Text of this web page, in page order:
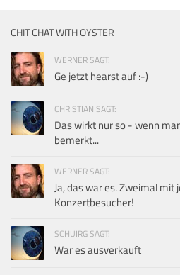
CHIT CHAT WITH OYSTER
WERNER SAGT:
Ge jetzt hearst auf :-)
CHRISTIAN SAGT:
Das wirkt nur so - wenn
bemerkt...
WERNER SAGT:
Ja, das war es. Zweimal mit
Konzertbesucher!
SCHUIRG SAGT:
War es ausverkauft